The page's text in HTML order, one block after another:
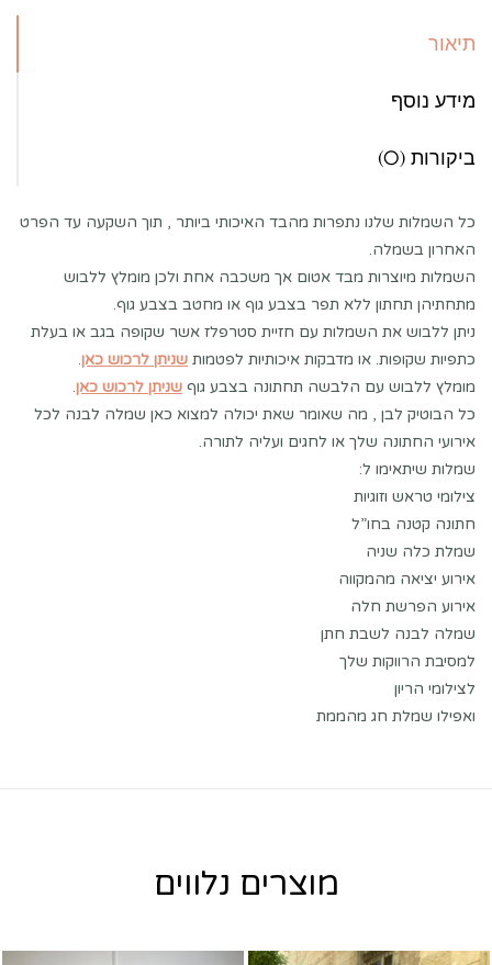
תיאור
מידע נוסף
ביקורות (0)
כל השמלות שלנו נתפרות מהבד האיכותי ביותר , תוך השקעה עד הפרט
האחרון בשמלה.
השמלות מיוצרות מבד אטום אך משכבה אחת ולכן מומלץ ללבוש
מתחתיהן תחתון ללא תפר בצבע גוף או מחטב בצבע גוף.
ניתן ללבוש את השמלות עם חזיית סטרפלז אשר שקופה בגב או בעלת
כתפיות שקופות. או מדבקות איכותיות לפטמות שניתן לרכוש כאן.
מומלץ ללבוש עם הלבשה תחתונה בצבע גוף שניתן לרכוש כאן.
כל הבוטיק לבן , מה שאומר שאת יכולה למצוא כאן שמלה לבנה לכל
אירועי החתונה שלך או לחגים ועליה לתורה.
שמלות שיתאימו ל:
צילומי טראש וזוגיות
חתונה קטנה בחו”ל
שמלת כלה שניה
אירוע יציאה מהמקווה
אירוע הפרשת חלה
שמלה לבנה לשבת חתן
למסיבת הרווקות שלך
לצילומי הריון
ואפילו שמלת חג מהממת
מוצרים נלווים